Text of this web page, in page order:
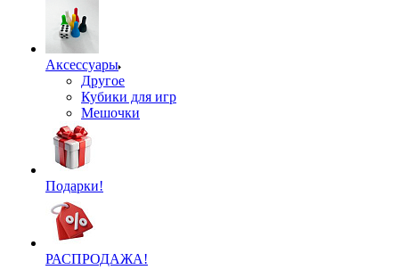
Аксессуары
Другое
Кубики для игр
Мешочки
Подарки!
РАСПРОДАЖА!